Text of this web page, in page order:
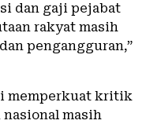
dan gaji pejabat
rakyat masih
pengangguran,”
memperkuat kritik
masih